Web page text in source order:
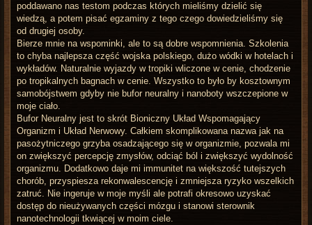
poddawano nas testom podczas których mieliśmy dzielić się
wiedzą, a potem pisać egzaminy z tego czego dowiedzieliśmy się
od drugiej osoby.
Bierze mnie na wspominki, ale to są dobre wspomnienia. Szkolenia
to chyba najlepsza część wojska polskiego, dużo wódki w hotelach i
wykładów. Naturalnie wyjazdy w tropiki wliczone w cenie, chodzenie
po tropikalnych bagnach w cenie. Wszystko to było by kosztownym
samobójstwem gdyby nie bufor neuralny i nanoboty wszczepione w
moje ciało.
Bufor Neuralny jest to skrót Bioniczny Układ Wspomagający
Organizm i Układ Nerwowy. Całkiem skomplikowana nazwa jak na
pasożytniczego grzyba osadzającego się w organizmie, pozwala mi
on zwiększyć percepcję zmysłów, odciąć ból i zwiększyć wydolność
organizmu. Dodatkowo daje mi immunitet na większość tutejszych
chorób, przyspiesza rekonwalescencję i zmniejsza ryzyko wszelkich
zatruć. Nie ingeruje w moje myśli ale potrafi okresowo uzyskać
dostęp do nieużywanych części mózgu i stanowi sterownik
nanotechnologii tkwiącej w moim ciele.